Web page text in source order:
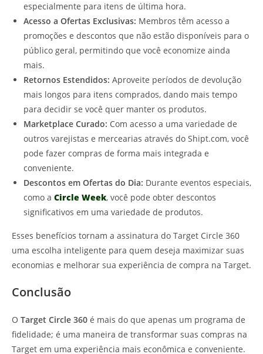
especialmente para itens de última hora.
Acesso a Ofertas Exclusivas: Membros têm acesso a
promoções e descontos que não estão disponíveis para o
público geral, permitindo que você economize ainda
mais.
Retornos Estendidos: Aproveite períodos de devolução
mais longos para itens comprados, dando mais tempo
para decidir se você quer manter os produtos.
Marketplace Curado: Com acesso a uma variedade de
outros varejistas e mercearias através do Shipt.com, você
pode fazer compras de forma mais integrada e
conveniente.
Descontos em Ofertas do Dia: Durante eventos especiais,
como a Circle Week, você pode obter descontos
significativos em uma variedade de produtos.
Esses benefícios tornam a assinatura do Target Circle 360
uma escolha inteligente para quem deseja maximizar suas
economias e melhorar sua experiência de compra na Target.
Conclusão
O Target Circle 360 é mais do que apenas um programa de
fidelidade; é uma maneira de transformar suas compras na
Target em uma experiência mais econômica e conveniente.